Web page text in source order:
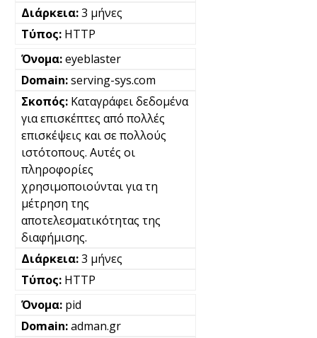
3 μήνες
HTTP
eyeblaster
serving-sys.com
Καταγράφει δεδομένα
για επισκέπτες από πολλές
επισκέψεις και σε πολλούς
ιστότοπους. Αυτές οι
πληροφορίες
χρησιμοποιούνται για τη
μέτρηση της
αποτελεσματικότητας της
διαφήμισης.
3 μήνες
HTTP
pid
adman.gr